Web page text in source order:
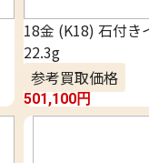
18金 (K18) 石付き
22.3g
参考買取価格
501,100円